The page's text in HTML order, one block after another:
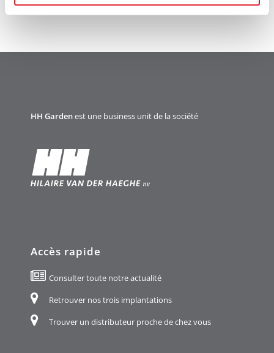
HH Gardenest une business unit de la société
Accès rapide
Consulter toute notre actualité
Retrouver nos trois implantations
Trouver un distributeur proche de chez vous